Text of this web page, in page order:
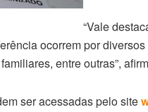
“Vale
ocorrem por
entre outras”,
ser acessadas pelo site